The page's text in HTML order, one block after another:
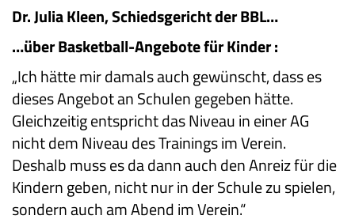
Dr. Julia Kleen, Schiedsgericht der BBL…
…über Basketball-Angebote für Kinder :
„Ich hätte mir damals auch gewünscht, dass es
dieses Angebot an Schulen gegeben hätte.
Gleichzeitig entspricht das Niveau in einer AG
nicht dem Niveau des Trainings im Verein.
Deshalb muss es da dann auch den Anreiz für die
Kindern geben, nicht nur in der Schule zu spielen,
sondern auch am Abend im Verein.“